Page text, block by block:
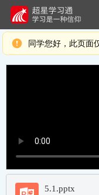
同学您好，此页面